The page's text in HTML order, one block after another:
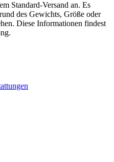
Standard-Versand an. Es
des Gewichts, Größe oder
Diese Informationen findest